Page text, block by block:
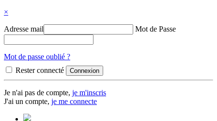
×
Adresse mail Mot de Passe
Mot de passe oublié ?
Rester connecté
Je n'ai pas de compte, je m'inscris
J'ai un compte, je me connecte